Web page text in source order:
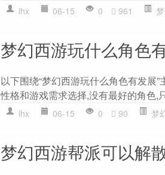
lhx 06-15 0 961
梦幻西游玩什么角色
以下围绕“梦幻西游玩什么角色有发展
性格和游戏需求选择,没有最好的角色,
lhx 06-15 0 90 梦
梦幻西游帮派可以解